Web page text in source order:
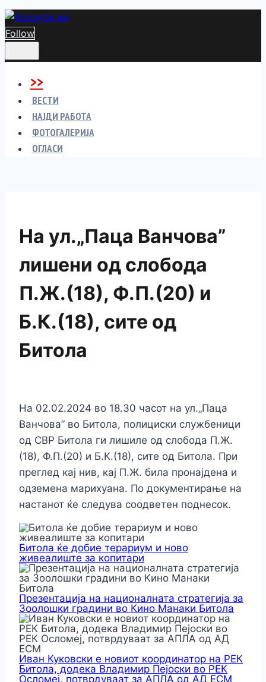
Skip
to
Follow
>>
ВЕСТИ
НАЈДИ РАБОТА
ФОТОГАЛЕРИЈА
ОГЛАСИ
На ул.„Паца Ванчова”
лишени од слобода
П.Ж.(18), Ф.П.(20) и
Б.К.(18), сите од
Битола
На 02.02.2024 во 18.30 часот на ул.„Паца
Ванчова” во Битола, полициски службеници
од СВР Битола ги лишиле од слобода П.Ж.
(18), Ф.П.(20) и Б.К.(18), сите од Битола. При
преглед кај нив, кај П.Ж. била пронајдена и
одземена марихуана. По документирање на
настанот ќе следува соодветен поднесок.
Битола ќе добие терариум и ново
живеалиште за копитари
Презентација на националната стратегија за
Зоолошки градини во Кино Манаки Битола
Иван Куковски е новиот координатор на РЕК
Битола, додека Владимир Пејоски во РЕК
Осломеј, потврдуваат за АПЛА од АД ЕСМ